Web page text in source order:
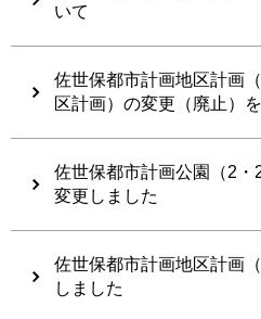
いて
佐世保都市計画地区計画
区計画）の変更（廃止）
佐世保都市計画公園（2
変更しました
佐世保都市計画地区計画
しました